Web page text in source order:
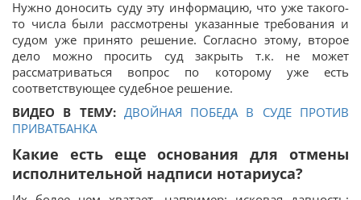
Нужно доносить суду эту информацию, что уже такого-
то числа были рассмотрены указанные требования и
судом уже принято решение. Согласно этому, второе
дело можно просить суд закрыть т.к. не может
рассматриваться вопрос по которому уже есть
соответствующее судебное решение.
ВИДЕО В ТЕМУ: ДВОЙНАЯ ПОБЕДА В СУДЕ ПРОТИВ
ПРИВАТБАНКА
Какие есть еще основания для отмены
исполнительной надписи нотариуса?